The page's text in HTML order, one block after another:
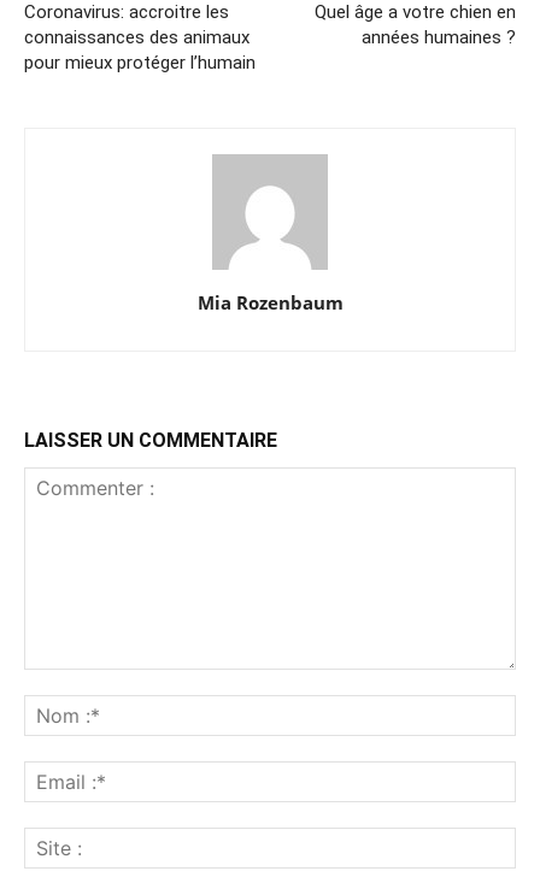
Coronavirus: accroitre les
connaissances des animaux
pour mieux protéger l’humain
Quel âge a votre chien en
années humaines ?
Mia Rozenbaum
LAISSER UN COMMENTAIRE